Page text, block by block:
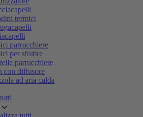
termici
parrucchiere
per sfoltire
parrucchiere
con diffusore
ad aria calda
tutti